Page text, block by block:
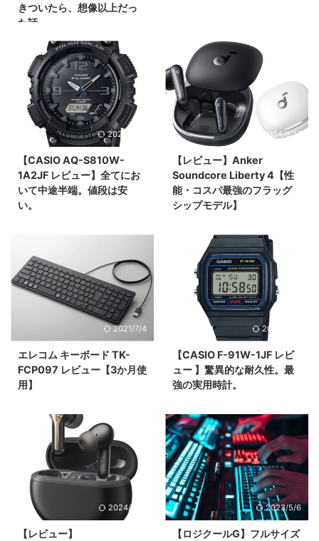
きついたら、想像以上だっ
た話
2024/8/18
【CASIO AQ-S810W-
1A2JF レビュー】全てにお
いて中途半端。値段は安
い。
2024/8/17
【レビュー】Anker
Soundcore Liberty 4【性
能・コスパ最強のフラッグ
シップモデル】
2021/7/4
エレコム キーボード TK-
FCP097 レビュー【3か月使
用】
2024/8/18
【CASIO F-91W-1JF レビ
ュー 】驚異的な耐久性。最
強の実用時計。
2024/8/17
【レビュー】
2023/5/6
【ロジクールG】フルサイズ